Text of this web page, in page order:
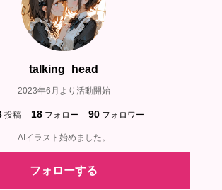
talking_head
2023年6月より活動開始
投稿 18 フォロー 90 フォロワー
AIイラスト始めました。
フォローする